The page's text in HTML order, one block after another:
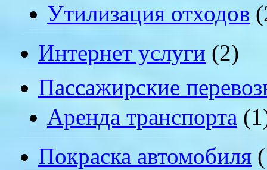
Утилизация отходов
Интернет услуги (2)
Пассажирские
Аренда транспорта
Покраска автомобиля